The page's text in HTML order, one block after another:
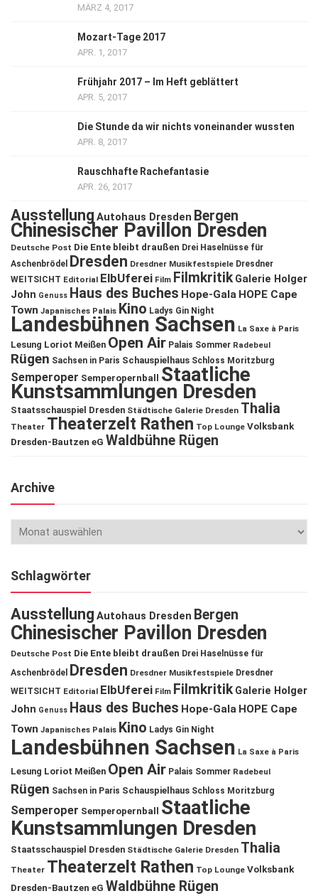
MÄRZ 4, 2017
Mozart-Tage 2017
APR. 1, 2017
Frühjahr 2017 – Im Heft geblättert
APR. 5, 2017
Die Stunde da wir nichts voneinander wussten
APR. 8, 2017
Rauschhafte Rachefantasie
APR. 26, 2017
Ausstellung Autohaus Dresden Bergen
Chinesischer Pavillon Dresden
Deutsche Post Die Ente bleibt draußen Drei Haselnüsse für
Aschenbrödel
Dresden Dresdner Musikfestspiele Dresdner
WEITSICHT Editorial ElbUferei Film Filmkritik Galerie Holger
John Genuss Haus des Buches Hope-Gala HOPE Cape
Town Japanisches Palais Kino Ladys Gin Night
Landesbühnen Sachsen La Saxe à Paris
Lesung Loriot Meißen Open Air Palais Sommer Radebeul
Rügen Sachsen in Paris Schauspielhaus Schloss Moritzburg
Semperoper Semperopernball Staatliche
Kunstsammlungen Dresden
Staatsschauspiel Dresden Städtische Galerie Dresden Thalia
Theater Theaterzelt Rathen Top Lounge Volksbank
Dresden-Bautzen eG Waldbühne Rügen
Archive
Schlagwörter
Ausstellung Autohaus Dresden Bergen
Chinesischer Pavillon Dresden
Deutsche Post Die Ente bleibt draußen Drei Haselnüsse für
Aschenbrödel
Dresden Dresdner Musikfestspiele Dresdner
WEITSICHT Editorial ElbUferei Film Filmkritik Galerie Holger
John Genuss Haus des Buches Hope-Gala HOPE Cape
Town Japanisches Palais Kino Ladys Gin Night
Landesbühnen Sachsen La Saxe à Paris
Lesung Loriot Meißen Open Air Palais Sommer Radebeul
Rügen Sachsen in Paris Schauspielhaus Schloss Moritzburg
Semperoper Semperopernball
Staatliche
Kunstsammlungen Dresden
Staatsschauspiel Dresden Städtische Galerie Dresden Thalia
Theater Theaterzelt Rathen Top Lounge Volksbank
Dresden-Bautzen eG Waldbühne Rügen